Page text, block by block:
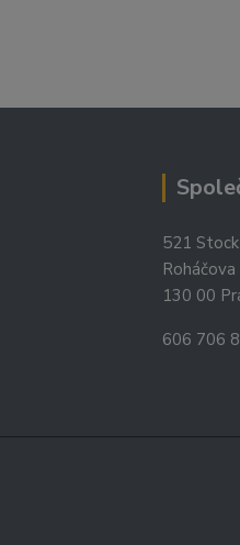
521
130 00
606 706